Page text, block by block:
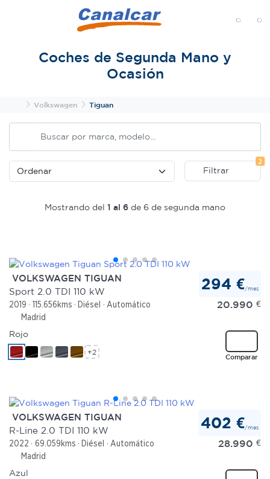
Coches de Segunda Mano y
Ocasión
InicioVolkswagen Tiguan
Filtrar
2
Mostrando del 1 al 6 de 6 de segunda mano
VOLKSWAGEN TIGUAN
Sport 2.0 TDI 110 kW
2019 115.656kms Diésel
Automático
Madrid
294 €/mes
20.990 €
Comparar
Rojo
+2
VOLKSWAGEN TIGUAN
R-Line 2.0 TDI 110 kW
2022 69.059kms Diésel
Automático
Madrid
402 €/mes
28.990 €
Azul